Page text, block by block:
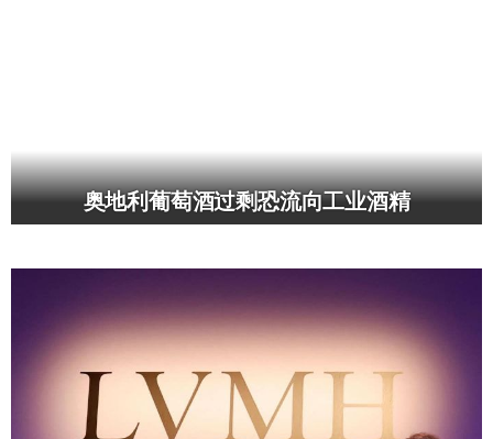
奥地利葡萄酒过剩恐流向工业酒精